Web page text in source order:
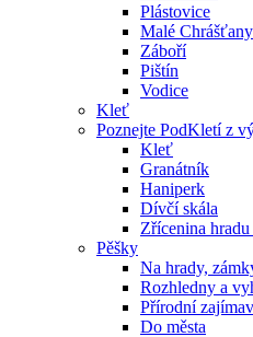
Plástovice
Malé Chrášťany
Záboří
Pištín
Vodice
Kleť
Poznejte PodKletí z
Kleť
Granátník
Haniperk
Dívčí skála
Zřícenina
Pěšky
Na hrady,
Rozhledny a
Přírodní
Do města